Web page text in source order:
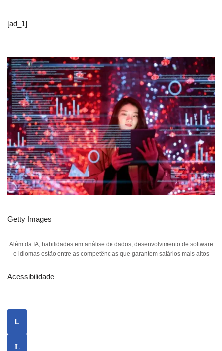
[ad_1]
Getty Images
Além da IA, habilidades em análise de dados, desenvolvimento de software
e idiomas estão entre as competências que garantem salários mais altos
Acessibilidade
L
L